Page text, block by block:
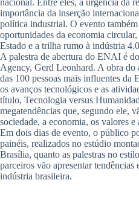
nacional. Entre eles, a urgência da
importância da inserção
política industrial. O evento
oportunidades da economia
Estado e a trilha rumo à indústria
A palestra de abertura do ENAI é
Agency, Gerd Leonhard. A obra do
das 100 pessoas mais influentes da
os avanços tecnológicos e as
título, Tecnologia versus
megatendências que, segundo ele,
sociedade, a economia, os valores e
Em dois dias de evento, o público
painéis, realizados no estúdio
Brasília, quanto as palestras no
parceiros vão apresentar tendências
indústria brasileira.